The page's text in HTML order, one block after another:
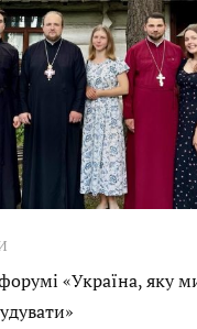
«Україна, яку